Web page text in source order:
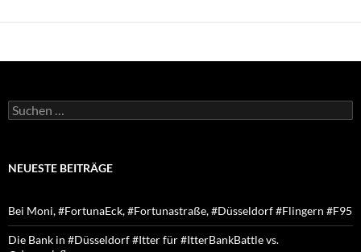
Suchen
nach:
NEUESTE BEITRÄGE
Bei Moni, #FortunaEck, #Fortunastraße, #Düsseldorf #Flingern #F95
Die Bank in #Düsseldorf #Itter für #ItterBankBattle vs.